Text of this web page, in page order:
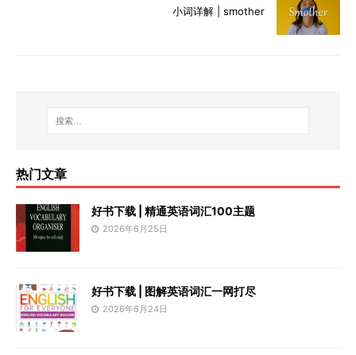
小词详解 | smother
热门文章
好书下载 | 精通英语词汇100主题
2026年6月25日
好书下载 | 图解英语词汇一网打尽
2026年6月24日